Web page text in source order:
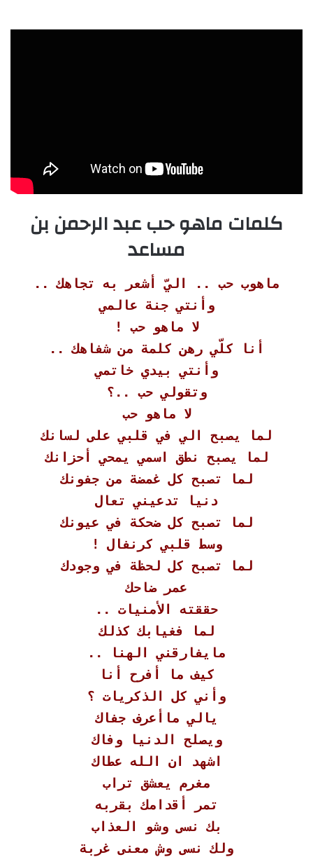
كلمات ماهو حب عبد الرحمن بن
مساعد
ماهوب حب .. اليّ أشعر به تجاهك ..
وأنتي جنة عالمي
لا ماهو حب !
أنا كلّي رهن كلمة من شفاهك ..
وأنتي بيدي خاتمي
وتقولي حب ..؟
لا ماهو حب
لما يصبح الي في قلبي على لسانك
لما يصبح نطق اسمي يمحي أحزانك
لما تصبح كل غمضة من جفونك
دنيا تدعيني تعال
لما تصبح كل ضحكة في عيونك
وسط قلبي كرنفال !
لما تصبح كل لحظة في وجودك
عمر ضاحك
حققته الأمنيات ..
لما فغيابك كذلك
مايفارقني الهنا ..
كيف ما أفرح أنا
وأني كل الذكريات ؟
يالي ماأعرف جفاك
ويصلح الدنيا وفاك
اشهد ان الله عطاك
مغرم يعشق تراب
تمر أقدامك بقربه
بك نسى وشو العذاب
ولك نسى وش معنى غربة